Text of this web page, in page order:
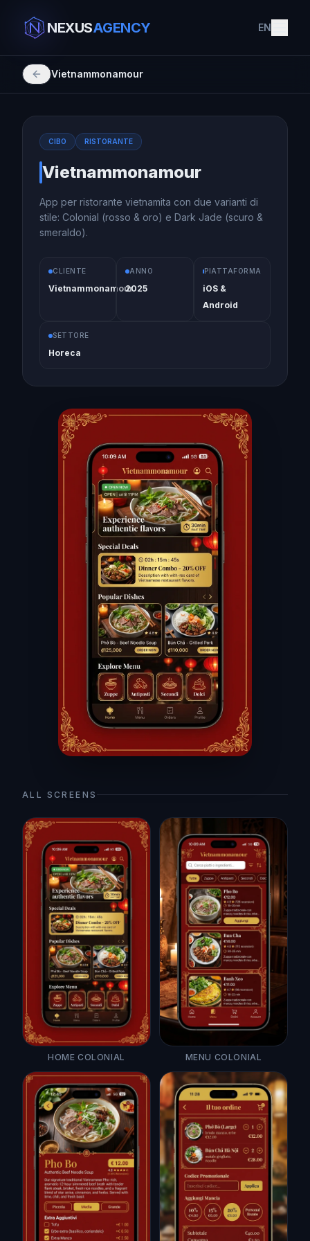
NEXUSAGENCY EN
Vietnammonamour
CIBO RISTORANTE
Vietnammonamour
App per ristorante vietnamita con due varianti di
stile: Colonial (rosso & oro) e Dark Jade (scuro &
smeraldo).
CLIENTE
Vietnammonamour
ANNO
2025
PIATTAFORMA
iOS &
Android
SETTORE
Horeca
ALL SCREENS
HOME COLONIAL MENU COLONIAL